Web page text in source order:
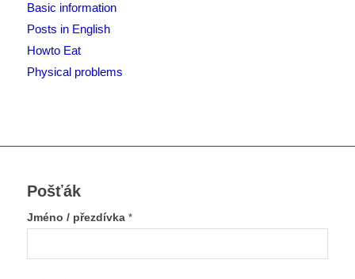
Basic information
Posts in English
Howto Eat
Physical problems
Pošťák
Jméno / přezdívka *